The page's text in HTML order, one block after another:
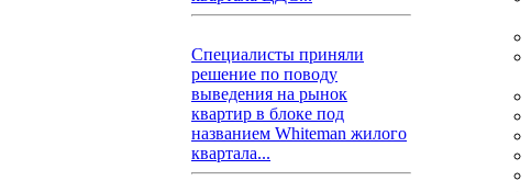
Специалисты приняли
решение по поводу
выведения на рынок
квартир в блоке под
названием Whiteman жилого
квартала...